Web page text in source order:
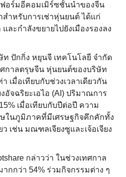
อร์มอีคอมเมิร์ซชั้นนำของจีน
ำหรับการเช่าหุ่นยนต์ ได้แก่
ละกำลังขยายไปยังเมืองรองลง
ปักกิ่ง หยุนจี เทคโนโลยี จำกัด
กาลตรุษจีน หุ่นยนต์ของบริษัท
เมื่อเทียบกับช่วงเวลาเดียวกัน
อัจฉริยะเอไอ (AI) ปริมาณการ
เมื่อเทียบกับปีต่อปี ความ
ษในภูมิภาคที่มีเศรษฐกิจคึกคักทั้ง
เช่น มณฑลเจียงซูและเจ้อเจียง
กล่าวว่า ในช่วงเทศกาล
กกว่า 54% ร่วมกิจกรรมต่าง ๆ